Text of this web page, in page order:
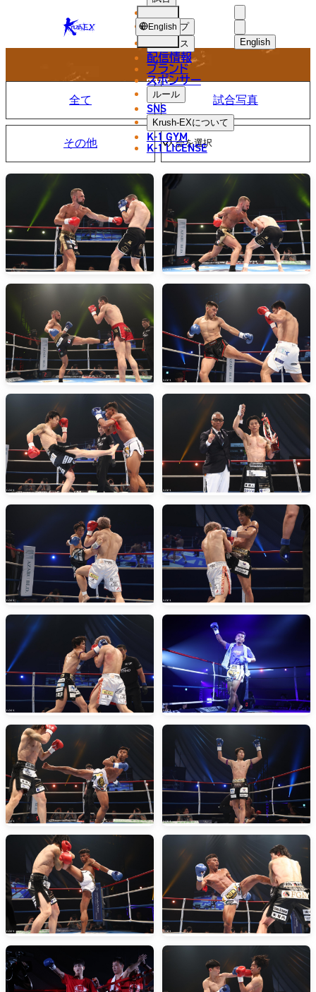
KRUSH-
EX
English
ไทย
العربية
ショップ
ニュース
配信情報
ブランド
スポンサー
ルール
SNS
Krush-EXについて
K-1 GYM
K-1 LICENSE
English
PHOTO
写真
全て 試合写真
その他